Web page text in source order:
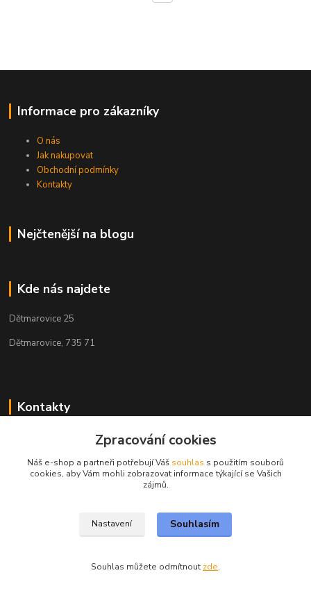
Informace pro zákazníky
O nás
Jak nakupovat
Obchodní podmínky
Kontakty
Nejčtenější na blogu
Kde nás najdete
Dětmarovice 25
Dětmarovice, 735 71
Kontakty
+420 731 444 327
obchod@volak.net
Zpracování cookies
Náš e-shop a partneři potřebují Váš souhlas s použitím souborů
cookies, aby Vám mohli zobrazovat informace týkající se Vašich
zájmů.
Nastavení Souhlasím
Souhlas můžete odmítnout zde.